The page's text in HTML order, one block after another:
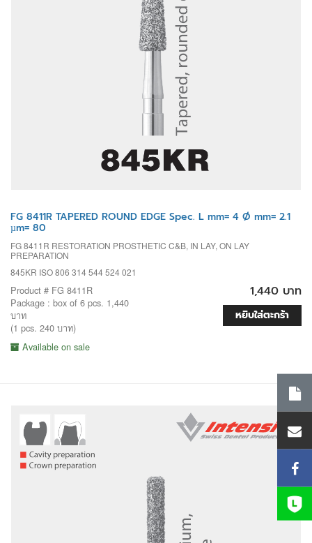
FG 8411R TAPERED ROUND EDGE Spec. L mm= 4 Ø mm= 2.1
µm= 80
FG 8411R RESTORATION PROSTHETIC C&B, IN LAY, ON LAY
PREPARATION
845KR ISO 806 314 544 524 021
Product # FG 8411R
Package : box of 6 pcs. 1,440
บาท
(1 pcs. 240 บาท)
Available on sale
1,440 บาท
หยิบใส่ตะกร้า